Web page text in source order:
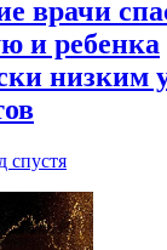
врачи
и ребенка
низким
спустя